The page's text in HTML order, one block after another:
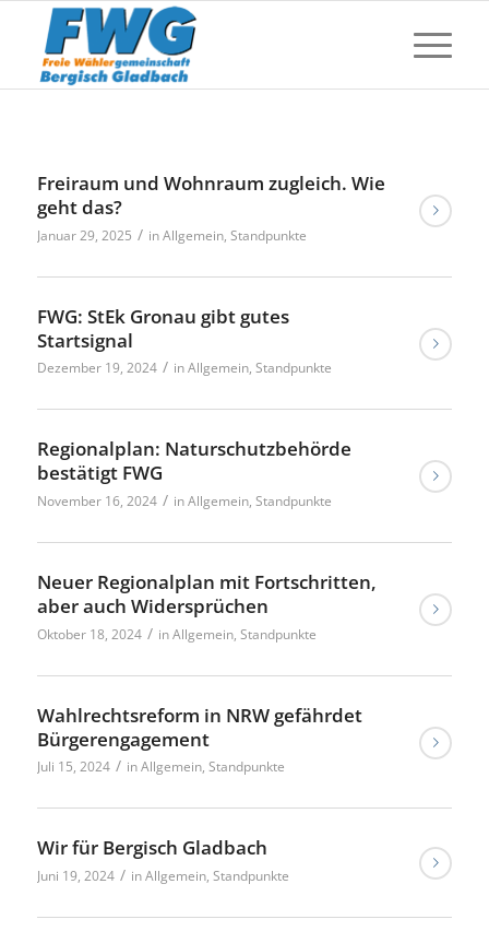
Freiraum und Wohnraum zugleich. Wie
geht das?
Januar 29, 2025 / inAllgemein, Standpunkte
FWG: StEk Gronau gibt gutes
Startsignal
Dezember 19, 2024 / inAllgemein, Standpunkte
Regionalplan: Naturschutzbehörde
bestätigt FWG
November 16, 2024 / inAllgemein, Standpunkte
Neuer Regionalplan mit Fortschritten,
aber auch Widersprüchen
Oktober 18, 2024 / inAllgemein, Standpunkte
Wahlrechtsreform in NRW gefährdet
Bürgerengagement
Juli 15, 2024 / inAllgemein, Standpunkte
Wir für Bergisch Gladbach
Juni 19, 2024 / inAllgemein, Standpunkte